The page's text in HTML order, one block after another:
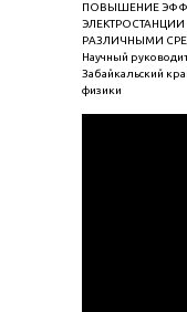
ПОВЫШЕНИЕ
РАЗЛИЧНЫМИ
Научный
Забайкальский
физики